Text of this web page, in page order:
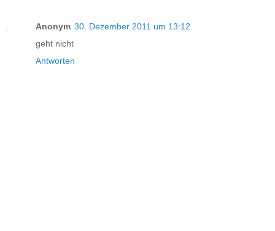
Anonym 30. Dezember 2011 um 13:12
geht nicht
Antworten